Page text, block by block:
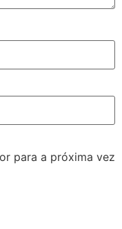
para a próxima vez